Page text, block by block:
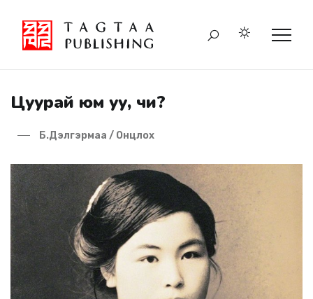
Цуурай юм уу, чи?
Б.Дэлгэрмаа / Онцлох